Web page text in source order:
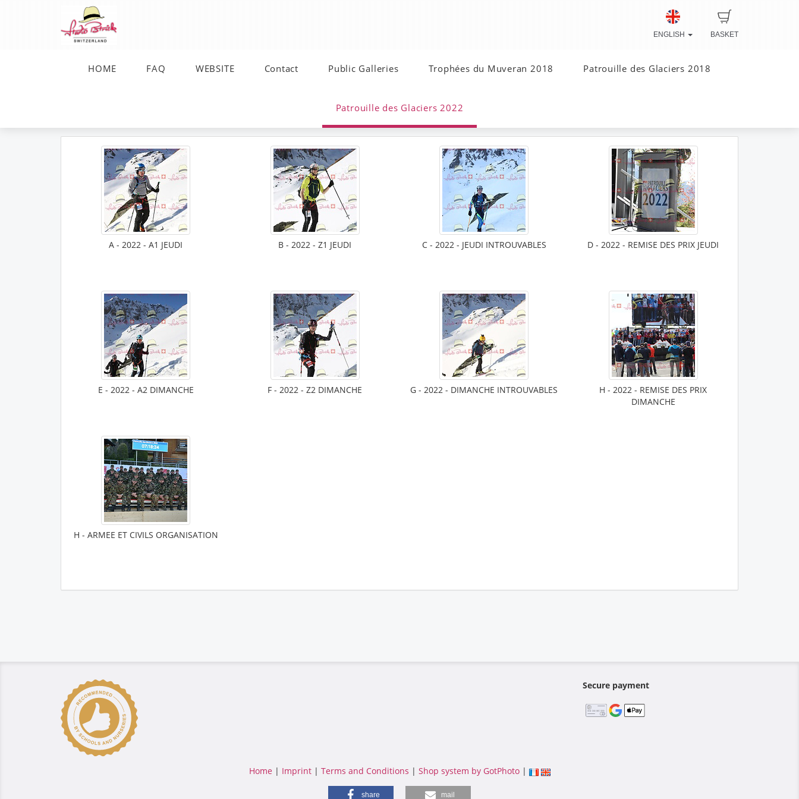
BASKET
ENGLISH
HOME FAQ WEBSITE Contact Public Galleries Trophées du Muveran 2018 Patrouille des Glaciers 2018
Patrouille des Glaciers 2022
A - 2022 - A1 JEUDI B - 2022 - Z1 JEUDI C - 2022 - JEUDI INTROUVABLES D - 2022 - REMISE DES PRIX JEUDI
E - 2022 - A2 DIMANCHE F - 2022 - Z2 DIMANCHE G - 2022 - DIMANCHE INTROUVABLES
H - 2022 - REMISE DES PRIX
DIMANCHE
H - ARMEE ET CIVILS ORGANISATION
Secure payment
Home | Imprint| Terms and Conditions | Shop system by GotPhoto |
share mail